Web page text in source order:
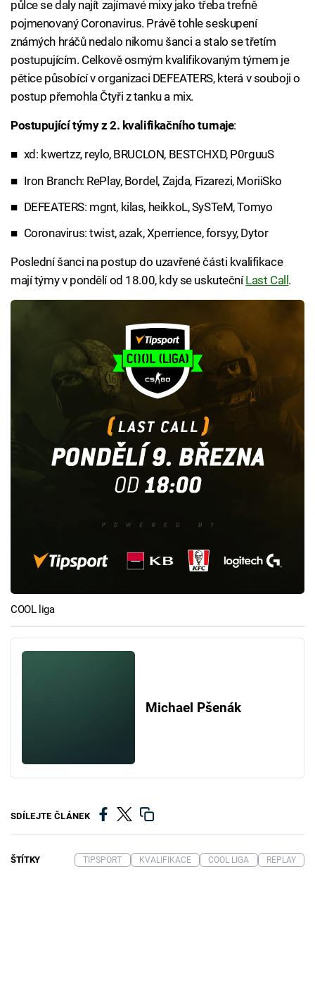
půlce se daly najít zajímavé mixy jako třeba trefně
pojmenovaný Coronavirus. Právě tohle seskupení
známých hráčů nedalo nikomu šanci a stalo se třetím
postupujícím. Celkově osmým kvalifikovaným týmem je
pětice působící v organizaci DEFEATERS, která v souboji o
postup přemohla Čtyři z tanku a mix.
Postupující týmy z 2. kvalifikačního turnaje:
xd: kwertzz, reylo, BRUCLON, BESTCHXD, P0rguuS
Iron Branch: RePlay, Bordel, Zajda, Fizarezi, MoriiSko
DEFEATERS: mgnt, kilas, heikkoL, SySTeM, Tomyo
Coronavirus: twist, azak, Xperrience, forsyy, Dytor
Poslední šanci na postup do uzavřené části kvalifikace
mají týmy v pondělí od 18.00, kdy se uskutečníLast Call .
COOL liga
Michael Pšenák
SDÍLEJTE ČLÁNEK
ŠTÍTKY TIPSPORT KVALIFIKACE COOL LIGA REPLAY